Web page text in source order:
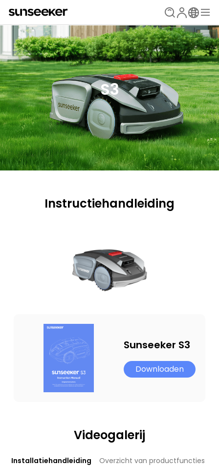
S3
Instructiehandleiding
Sunseeker S3
Downloaden
Videogalerij
Installatiehandleiding Overzicht van productfuncties